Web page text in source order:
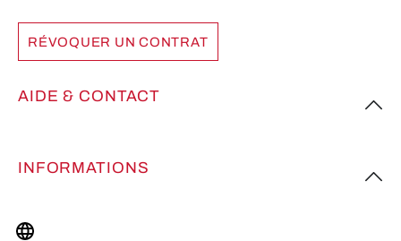
RÉVOQUER UN CONTRAT
AIDE & CONTACT
INFORMATIONS